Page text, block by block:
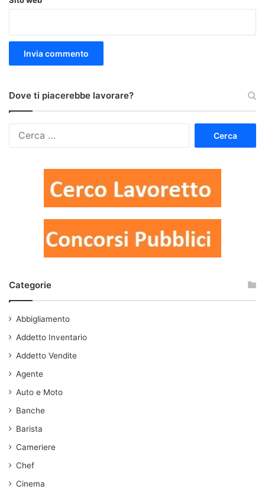
Dove ti piacerebbe lavorare?
Categorie
Abbigliamento
Addetto Inventario
Addetto Vendite
Agente
Auto e Moto
Banche
Barista
Cameriere
Chef
Cinema